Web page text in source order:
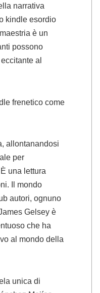
narrativa
kindle esordio
è un
possono
al
frenetico come
allontanandosi
per
una lettura
Il mondo
autori, ognuno
Gelsey è
che ha
al mondo della
unica di